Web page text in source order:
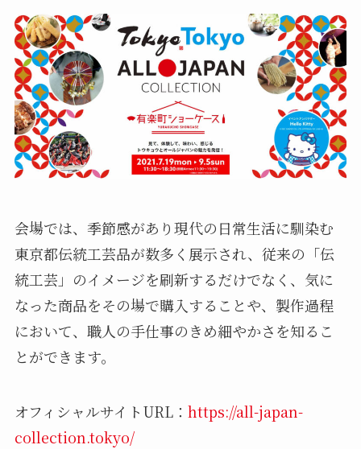
会場では、季節感があり現代の日常生活に馴染む
東京都伝統工芸品が数多く展示され、従来の「伝
統工芸」のイメージを刷新するだけでなく、気に
なった商品をその場で購入することや、製作過程
において、職人の手仕事のきめ細やかさを知るこ
とができます。
オフィシャルサイトURL： https://all-japan-
collection.tokyo/